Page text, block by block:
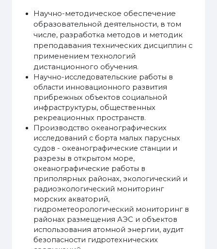
Научно-методическое обеспечение
образовательной деятельности, в том
числе, разработка методов и методик
преподавания технических дисциплин с
применением технологий
дистанционного обучения.
Научно-исследовательские работы в
области инновационного развития
прибрежных объектов социальной
инфраструктуры, общественных
рекреационных пространств.
Производство океанографических
исследований с борта малых парусных
судов - океанографические станции и
разрезы в открытом море,
океанографические работы в
приполярных районах, экологический и
радиоэкологический мониторинг
морских акваторий,
гидрометеорологический мониторинг в
районах размещения АЭС и объектов
использования атомной энергии, аудит
безопасности гидротехнических